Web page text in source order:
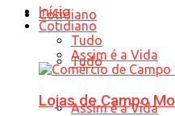
Cotidiano
Tudo
Assim é a Vida
Início
Cotidiano
Tudo
Assim é a Vida
Lojas de Campo